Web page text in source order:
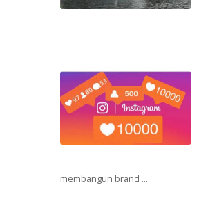
membangun brand ...